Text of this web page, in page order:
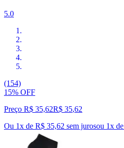
5.0
(154)
15% OFF
Preço R$ 35,62R$ 35,62
Ou 1x de R$ 35,62 sem jurosou 1x de